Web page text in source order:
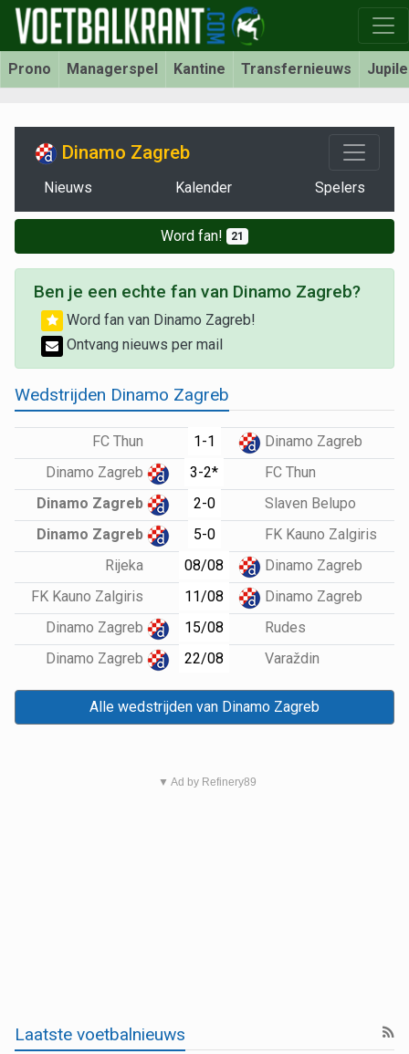
Prono Managerspel Kantine Transfernieuws
Dinamo Zagreb
Nieuws Kalender Spelers
Word fan! 21
Ben je een echte fan van Dinamo Zagreb?
Word fan van Dinamo Zagreb!
Ontvang nieuws per mail
Wedstrijden Dinamo Zagreb
FC Thun 1-1
Dinamo Zagreb
Dinamo Zagreb
3-2*
FC Thun
Dinamo Zagreb
2-0
Slaven Belupo
Dinamo Zagreb
5-0
FK Kauno Zalgiris
Rijeka
08/08
Dinamo Zagreb
FK Kauno Zalgiris
11/08
Dinamo Zagreb
Dinamo Zagreb
15/08
Rudes
Dinamo Zagreb
22/08 Varaždin
Alle wedstrijden van Dinamo Zagreb
▼ Ad by Refinery89
Laatste voetbalnieuws